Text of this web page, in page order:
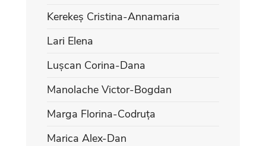
Kerekeș Cristina-Annamaria
Lari Elena
Lușcan Corina-Dana
Manolache Victor-Bogdan
Marga Florina-Codruța
Marica Alex-Dan